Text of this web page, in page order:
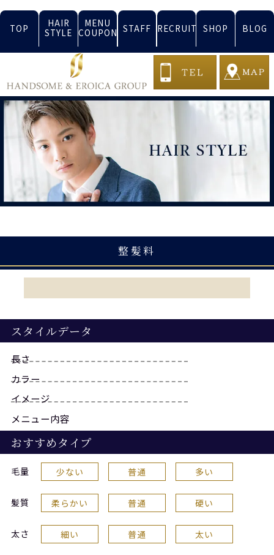
TOP
HAIR
STYLE
MENU
COUPON STAFF RECRUIT SHOP BLOG
整髪料
スタイルデータ
長さ
カラー
イメージ
メニュー内容
おすすめタイプ
毛量 少ない 普通 多い
髪質 柔らかい 普通 硬い
太さ 細い 普通 太い